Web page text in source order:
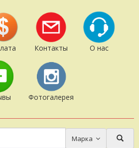
Контакты О нас
Фотогалерея
Марка